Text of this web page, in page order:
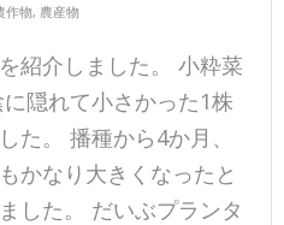
作物, 農産物
紹介しました。 小粋菜
隠れて小さかった1株
た。 播種から4か月、
かなり大きくなったと
した。 だいぶプランタ